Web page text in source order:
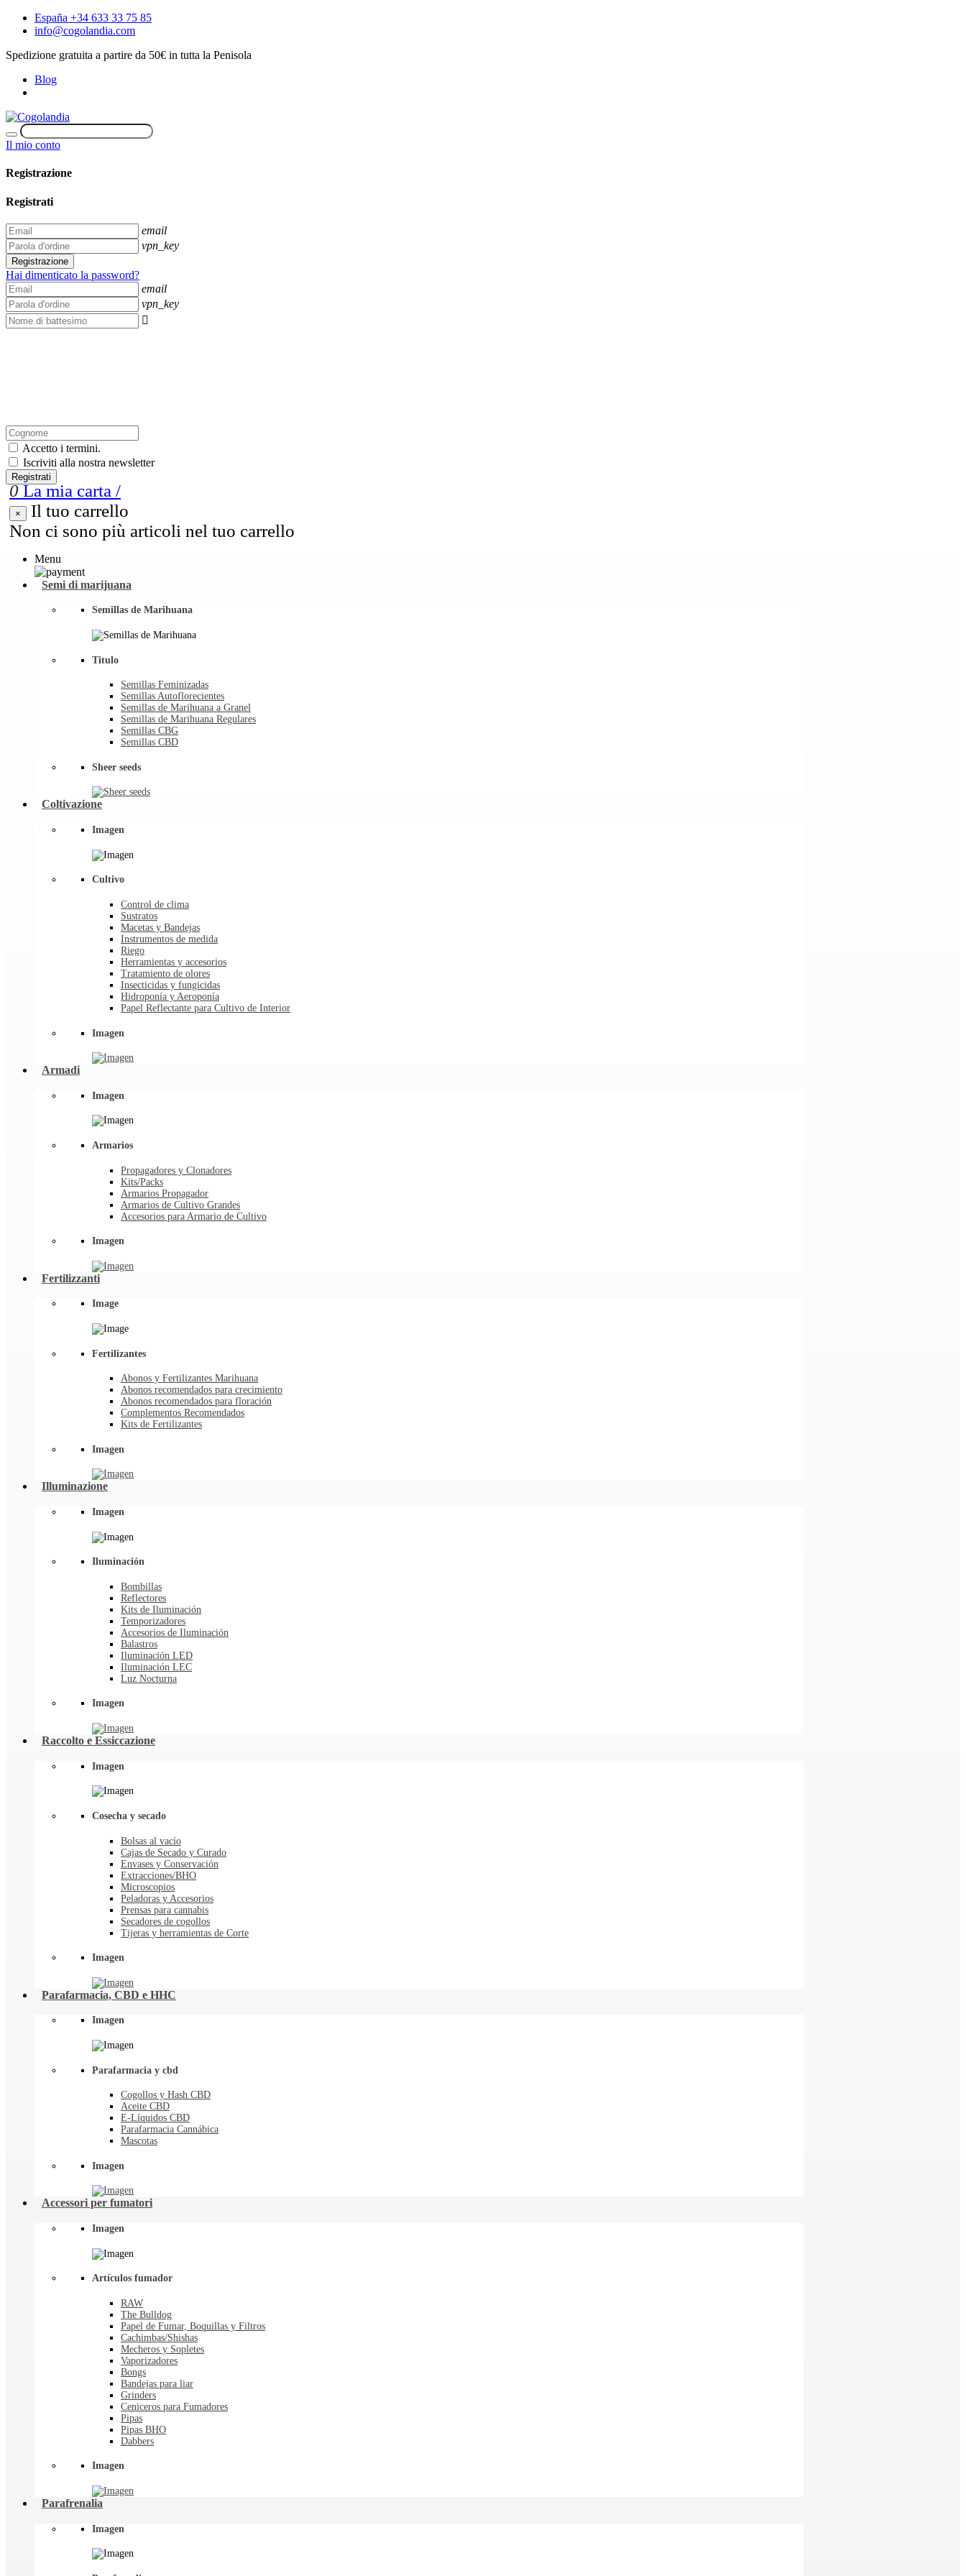
España +34 633 33 75 85
info@cogolandia.com
Spedizione gratuita a partire da 50€ in tutta la Penisola
Blog
Il mio conto
Registrazione
Registrati
email
vpn_key
Registrazione
Hai dimenticato la password?
email
vpn_key

Accetto i termini.
Iscriviti alla nostra newsletter
Registrati
0 La mia carta /
×
Il tuo carrello
Non ci sono più articoli nel tuo carrello
Menu
Semi di marijuana
Semillas de Marihuana
Titulo
Semillas Feminizadas
Semillas Autoflorecientes
Semillas de Marihuana a Granel
Semillas de Marihuana Regulares
Semillas CBG
Semillas CBD
Sheer seeds
Coltivazione
Imagen
Cultivo
Control de clima
Sustratos
Macetas y Bandejas
Instrumentos de medida
Riego
Herramientas y accesorios
Tratamiento de olores
Insecticidas y fungicidas
Hidroponía y Aeroponía
Papel Reflectante para Cultivo de Interior
Imagen
Armadi
Imagen
Armarios
Propagadores y Clonadores
Kits/Packs
Armarios Propagador
Armarios de Cultivo Grandes
Accesorios para Armario de Cultivo
Imagen
Fertilizzanti
Image
Fertilizantes
Abonos y Fertilizantes Marihuana
Abonos recomendados para crecimiento
Abonos recomendados para floración
Complementos Recomendados
Kits de Fertilizantes
Imagen
Illuminazione
Imagen
Iluminación
Bombillas
Reflectores
Kits de Iluminación
Temporizadores
Accesorios de Iluminación
Balastros
Iluminación LED
Iluminación LEC
Luz Nocturna
Imagen
Raccolto e Essiccazione
Imagen
Cosecha y secado
Bolsas al vacío
Cajas de Secado y Curado
Envases y Conservación
Extracciones/BHO
Microscopios
Peladoras y Accesorios
Prensas para cannabis
Secadores de cogollos
Tijeras y herramientas de Corte
Imagen
Parafarmacia, CBD e HHC
Imagen
Parafarmacia y cbd
Cogollos y Hash CBD
Aceite CBD
E-Líquidos CBD
Parafarmacia Cannábica
Mascotas
Imagen
Accessori per fumatori
Imagen
Artículos fumador
RAW
The Bulldog
Papel de Fumar, Boquillas y Filtros
Cachimbas/Shishas
Mecheros y Sopletes
Vaporizadores
Bongs
Bandejas para liar
Grinders
Ceniceros para Fumadores
Pipas
Pipas BHO
Dabbers
Imagen
Parafrenalia
Imagen